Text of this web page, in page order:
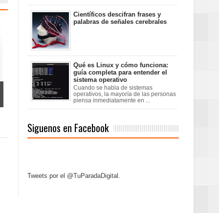
Científicos descifran frases y
palabras de señales cerebrales
Qué es Linux y cómo funciona:
guía completa para entender el
sistema operativo
Cuando se habla de sistemas
operativos, la mayoría de las personas
piensa inmediatamente en ...
Siguenos en Facebook
Tweets por el @TuParadaDigital.